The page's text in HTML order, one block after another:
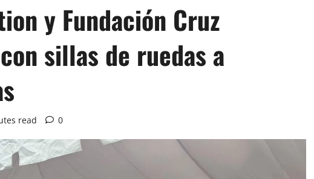
y Fundación Cruz
sillas de ruedas a
read 0